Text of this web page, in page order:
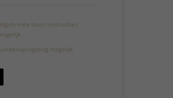
huurconstructies
mogelijk